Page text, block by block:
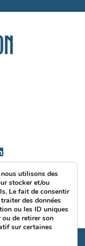
BLEU
utilisons des
stocker et/ou
Le fait de consentir
des données
ou les ID uniques
de retirer son
sur certaines